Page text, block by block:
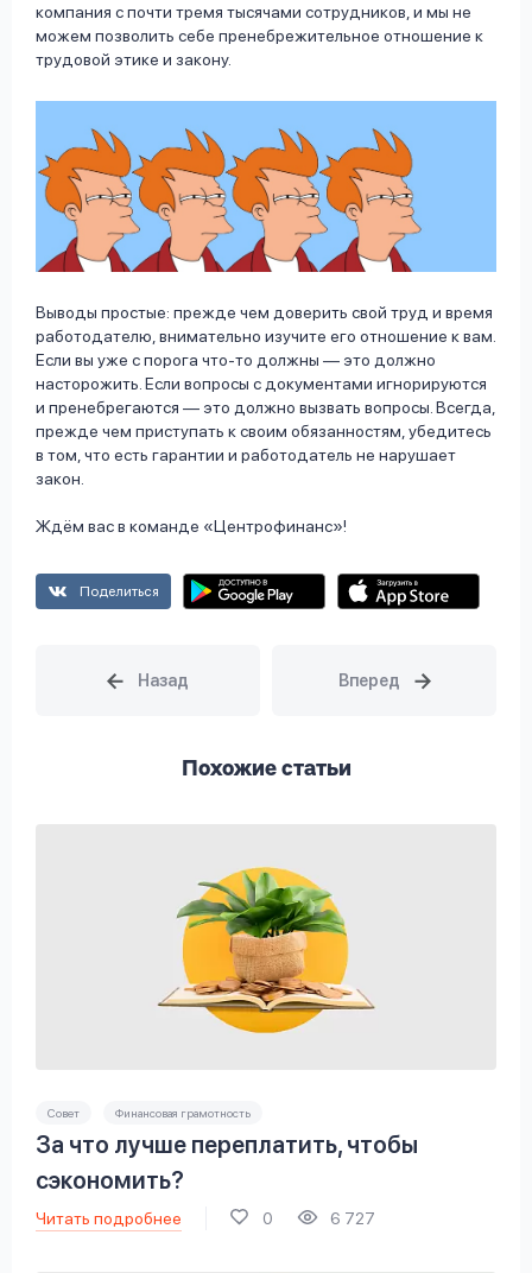
компания с почти тремя тысячами сотрудников, и мы не
можем позволить себе пренебрежительное отношение к
трудовой этике и закону.
Выводы простые: прежде чем доверить свой труд и время
работодателю, внимательно изучите его отношение к вам.
Если вы уже с порога что-то должны — это должно
насторожить. Если вопросы с документами игнорируются
и пренебрегаются — это должно вызвать вопросы. Всегда,
прежде чем приступать к своим обязанностям, убедитесь
в том, что есть гарантии и работодатель не нарушает
закон.
Ждём вас в команде «Центрофинанс»!
Поделиться
Похожие статьи
Совет Финансовая грамотность
За что лучше переплатить, чтобы
сэкономить?
Читать подробнее 0 6 727